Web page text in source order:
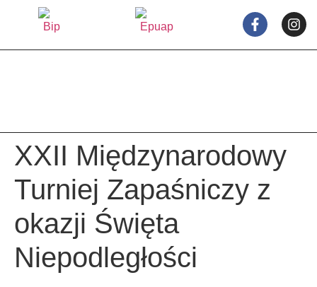
XXII Międzynarodowy
Turniej Zapaśniczy z
okazji Święta
Niepodległości